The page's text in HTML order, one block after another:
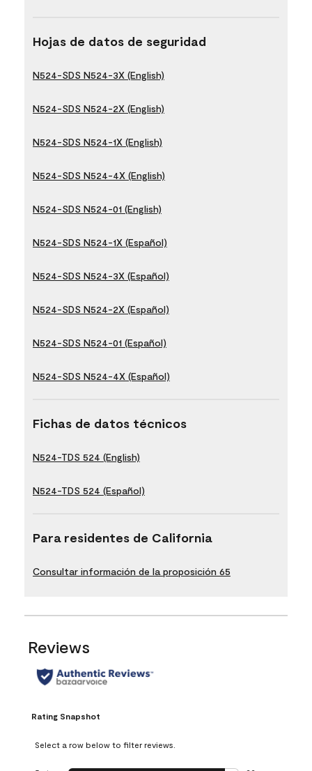
Hojas de datos de seguridad
N524-SDS N524-3X (English)
N524-SDS N524-2X (English)
N524-SDS N524-1X (English)
N524-SDS N524-4X (English)
N524-SDS N524-01 (English)
N524-SDS N524-1X (Español)
N524-SDS N524-3X (Español)
N524-SDS N524-2X (Español)
N524-SDS N524-01 (Español)
N524-SDS N524-4X (Español)
Fichas de datos técnicos
N524-TDS 524 (English)
N524-TDS 524 (Español)
Para residentes de California
Consultar información de la proposición 65
Reviews
Rating Snapshot
Select a row below to filter reviews.